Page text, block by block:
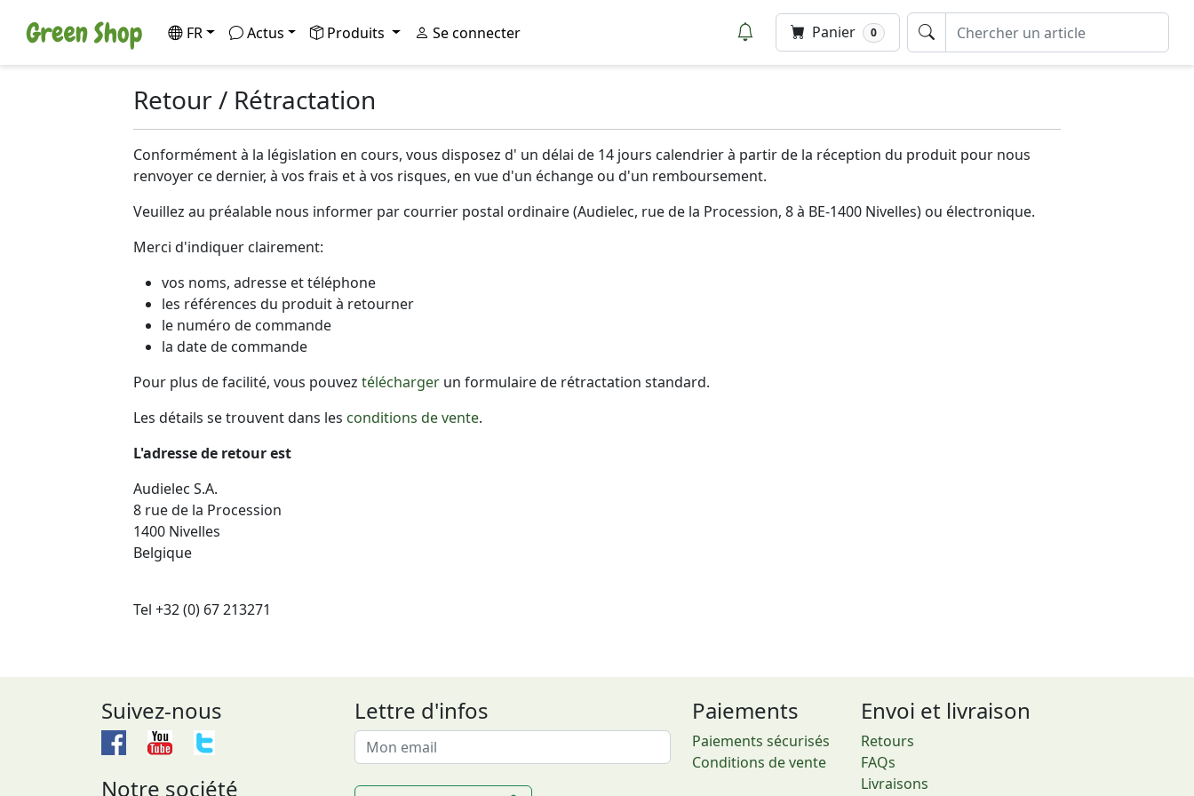
FR Actus Produits Se connecter Panier 0
Retour / Rétractation
Conformément à la législation en cours, vous disposez d' un délai de 14 jours calendrier à partir de la réception du produit pour nous
renvoyer ce dernier, à vos frais et à vos risques, en vue d'un échange ou d'un remboursement.
Veuillez au préalable nous informer par courrier postal ordinaire (Audielec, rue de la Procession, 8 à BE-1400 Nivelles) ou électronique.
Merci d'indiquer clairement:
vos noms, adresse et téléphone
les références du produit à retourner
le numéro de commande
la date de commande
Pour plus de facilité, vous pouvez télécharger un formulaire de rétractation standard.
Les détails se trouvent dans les conditions de vente.
L'adresse de retour est
Audielec S.A.
8 rue de la Procession
1400 Nivelles
Belgique
Tel +32 (0) 67 213271
Suivez-nous
Notre société
Lettre d'infos Paiements
Paiements sécurisés
Conditions de vente
Envoi et livraison
Retours
FAQs
Livraisons